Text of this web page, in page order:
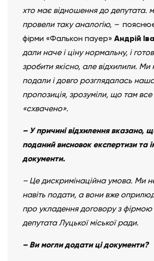
хто має відношення до депутата.
провели таку аналогію, –
фірми «Фалькон пауер» Андрій
дали наче і ціну нормальну, і
зробити якісно, але відхилили. Ми
подали і довго розглядалась
пропозиція, зрозуміли, що там все
«схвачено».
– У причині відхилення вказано,
поданий висновок експертизи та
документи.
– Це дискримінаційна умова. Ми
навіть подати, а вони вже
про укладення договору з
депутата Луцької міської ради.
– Ви могли додати ці документи?